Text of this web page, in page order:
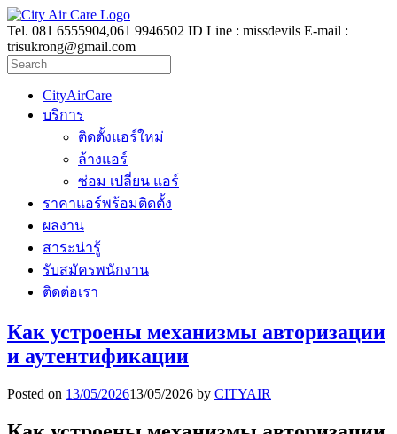
Tel. 081 6555904,061 9946502 ID Line : missdevils E-mail :
trisukrong@gmail.com
CityAirCare
บริการ
ติดตั้งแอร์ใหม่
ล้างแอร์
ซ่อม เปลี่ยน แอร์
ราคาแอร์พร้อมติดตั้ง
ผลงาน
สาระน่ารู้
รับสมัครพนักงาน
ติดต่อเรา
Как устроены механизмы авторизации
и аутентификации
Posted on 13/05/202613/05/2026 by CITYAIR